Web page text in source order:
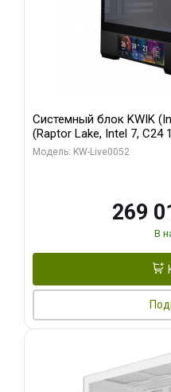
Системный блок KWIK
(Raptor Lake, Intel 7,
модуля)/ Palit RTX5080
Модель: KW-Live0052
269
В